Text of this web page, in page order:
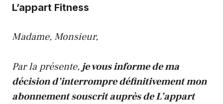
L’appart Fitness
Madame, Monsieur,
Par la présente, je vous informe de ma
décision d’interrompre définitivement mon
abonnement souscrit auprès de L’appart